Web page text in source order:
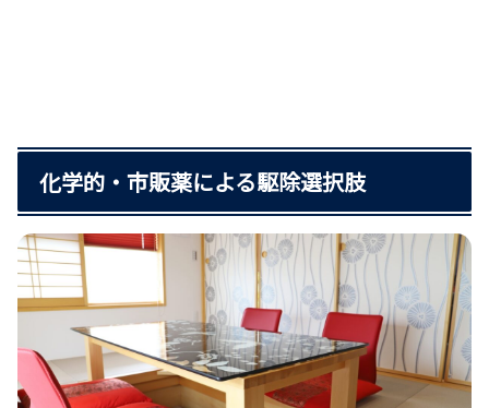
化学的・市販薬による駆除選択肢